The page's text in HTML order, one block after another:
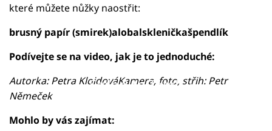
které můžete nůžky naostřit:
brusný papír (smirek)alobalskleničkašpendlík
Podívejte se na video, jak je to jednoduché:
Failed to fetch
Autorka: Petra KloidováKamera, foto, střih: Petr
Němeček
Mohlo by vás zajímat: